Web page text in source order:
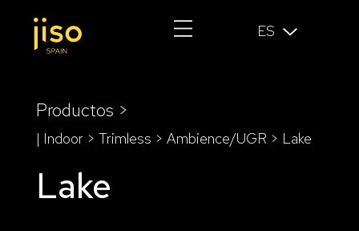
ES
Productos >
| Indoor > Trimless > Ambience/UGR > Lake
Lake